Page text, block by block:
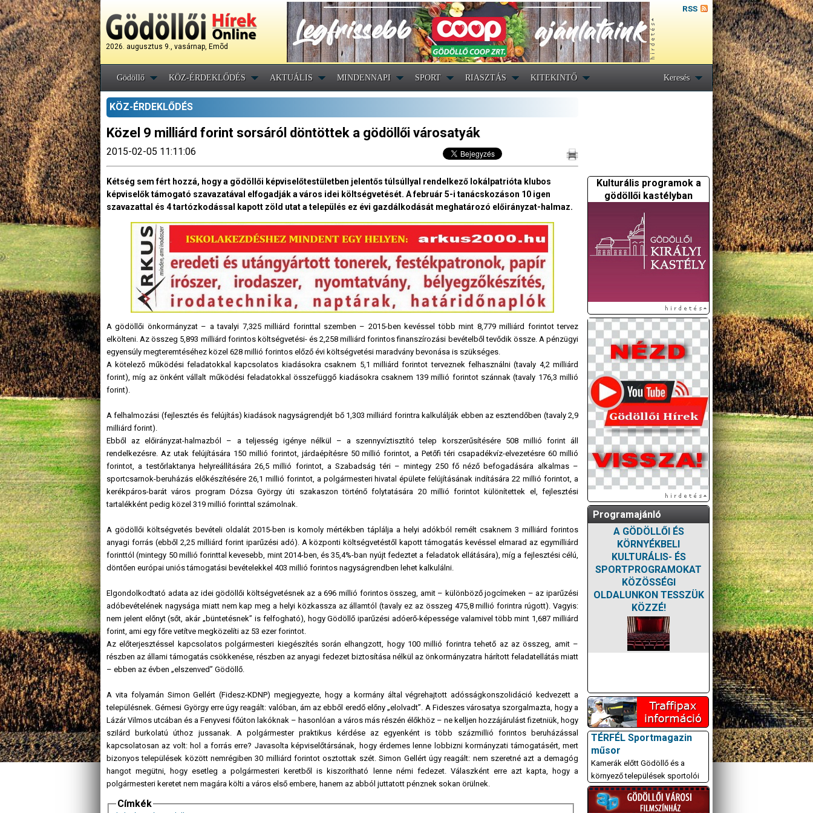
2026. augusztus 9., vasárnap, Emõd
RSS
Gödöllő KÖZ-ÉRDEKLŐDÉS AKTUÁLIS MINDENNAPI SPORT RIASZTÁS KITEKINTŐ Keresés
KÖZ-ÉRDEKLŐDÉS
Közel 9 milliárd forint sorsáról döntöttek a gödöllői városatyák
2015-02-05 11:11:06
Kétség sem fért hozzá, hogy a gödöllői képviselőtestületben jelentős túlsúllyal rendelkező lokálpatrióta klubos
képviselők támogató szavazatával elfogadják a város idei költségvetését. A február 5-i tanácskozáson 10 igen
szavazattal és 4 tartózkodással kapott zöld utat a település ez évi gazdálkodását meghatározó előirányzat-halmaz.
A gödöllői önkormányzat – a tavalyi 7,325 milliárd forinttal szemben – 2015-ben kevéssel több mint 8,779 milliárd forintot tervez
elkölteni. Az összeg 5,893 milliárd forintos költségvetési- és 2,258 milliárd forintos finanszírozási bevételből tevődik össze. A pénzügyi
egyensúly megteremtéséhez közel 628 millió forintos előző évi költségvetési maradvány bevonása is szükséges.
A kötelező működési feladatokkal kapcsolatos kiadásokra csaknem 5,1 milliárd forintot terveznek felhasználni (tavaly 4,2 milliárd
forint), míg az önként vállalt működési feladatokkal összefüggő kiadásokra csaknem 139 millió forintot szánnak (tavaly 176,3 millió
forint).
A felhalmozási (fejlesztés és felújítás) kiadások nagyságrendjét bő 1,303 milliárd forintra kalkulálják ebben az esztendőben (tavaly 2,9
milliárd forint).
Ebből az előirányzat-halmazból – a teljesség igénye nélkül – a szennyvíztisztító telep korszerűsítésére 508 millió forint áll
rendelkezésre. Az utak felújítására 150 millió forintot, járdaépítésre 50 millió forintot, a Petőfi téri csapadékvíz-elvezetésre 60 millió
forintot, a testőrlaktanya helyreállítására 26,5 millió forintot, a Szabadság téri – mintegy 250 fő néző befogadására alkalmas –
sportcsarnok-beruházás előkészítésére 26,1 millió forintot, a polgármesteri hivatal épülete felújításának indítására 22 millió forintot, a
kerékpáros-barát város program Dózsa György úti szakaszon történő folytatására 20 millió forintot különítettek el, fejlesztési
tartalékként pedig közel 319 millió forinttal számolnak.
A gödöllői költségvetés bevételi oldalát 2015-ben is komoly mértékben táplálja a helyi adókból remélt csaknem 3 milliárd forintos
anyagi forrás (ebből 2,25 milliárd forint iparűzési adó). A központi költségvetéstől kapott támogatás kevéssel elmarad az egymilliárd
forinttól (mintegy 50 millió forinttal kevesebb, mint 2014-ben, és 35,4%-ban nyújt fedeztet a feladatok ellátására), míg a fejlesztési célú,
döntően európai uniós támogatási bevételekkel 403 millió forintos nagyságrendben lehet kalkulálni.
Elgondolkodtató adata az idei gödöllői költségvetésnek az a 696 millió forintos összeg, amit – különböző jogcímeken – az iparűzési
adóbevételének nagysága miatt nem kap meg a helyi közkassza az államtól (tavaly ez az összeg 475,8 millió forintra rúgott). Vagyis:
nem jelent előnyt (sőt, akár „büntetésnek” is felfogható), hogy Gödöllő iparűzési adóerő-képessége valamivel több mint 1,687 milliárd
forint, ami egy főre vetítve megközelíti az 53 ezer forintot.
Az előterjesztéssel kapcsolatos polgármesteri kiegészítés során elhangzott, hogy 100 millió forintra tehető az az összeg, amit –
részben az állami támogatás csökkenése, részben az anyagi fedezet biztosítása nélkül az önkormányzatra hárított feladatellátás miatt
– ebben az évben „elszenved” Gödöllő.
A vita folyamán Simon Gellért (Fidesz-KDNP) megjegyezte, hogy a kormány által végrehajtott adósságkonszolidáció kedvezett a
településnek. Gémesi György erre úgy reagált: valóban, ám az ebből eredő előny „elolvadt”. A Fideszes városatya szorgalmazta, hogy a
Lázár Vilmos utcában és a Fenyvesi főúton lakóknak – hasonlóan a város más részén élőkhöz – ne kelljen hozzájárulást fizetniük, hogy
szilárd burkolatú úthoz jussanak. A polgármester praktikus kérdése az egyenként is több százmillió forintos beruházással
kapcsolatosan az volt: hol a forrás erre? Javasolta képviselőtársának, hogy érdemes lenne lobbizni kormányzati támogatásért, mert
bizonyos települések között nemrégiben 30 milliárd forintot osztottak szét. Simon Gellért úgy reagált: nem szeretné azt a demagóg
hangot megütni, hogy esetleg a polgármesteri keretből is kiszorítható lenne némi fedezet. Válaszként erre azt kapta, hogy a
polgármesteri keretet nem magára költi a város első embere, hanem az abból juttatott pénznek sokan örülnek.
Címkék
Kulturális programok a
gödöllői kastélyban
Programajánló
A GÖDÖLLŐI ÉS
KÖRNYÉKBELI
KULTURÁLIS- ÉS
SPORTPROGRAMOKAT
KÖZÖSSÉGI
OLDALUNKON TESSZÜK
KÖZZÉ!
TÉRFÉL Sportmagazin
műsor
Kamerák előtt Gödöllő és a
környező települések sportolói